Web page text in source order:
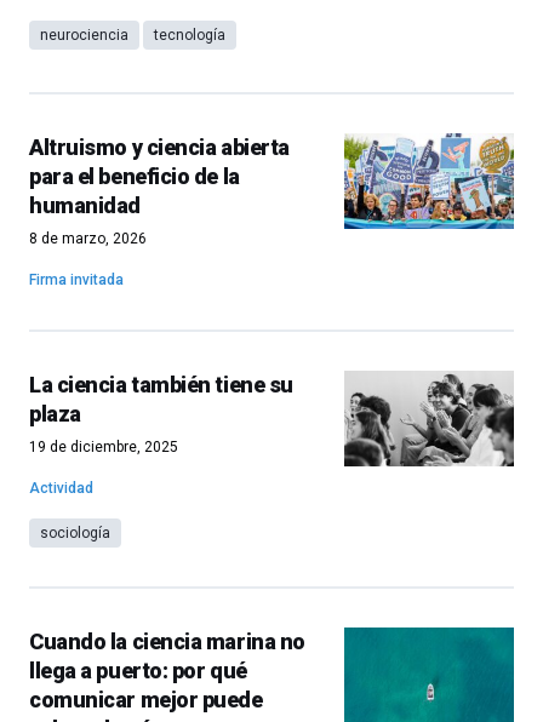
neurociencia tecnología
Altruismo y ciencia abierta
para el beneficio de la
humanidad
8 de marzo, 2026
Firma invitada
La ciencia también tiene su
plaza
19 de diciembre, 2025
Actividad
sociología
Cuando la ciencia marina no
llega a puerto: por qué
comunicar mejor puede